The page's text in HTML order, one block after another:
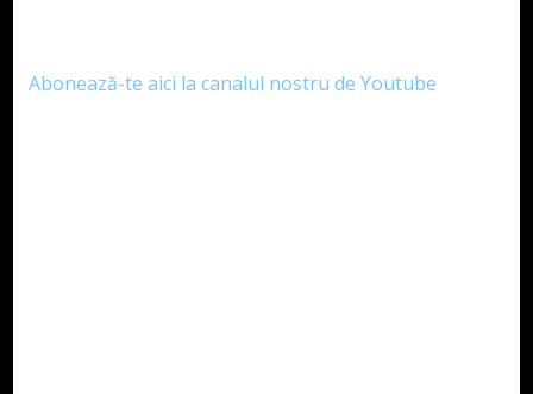
Abonează-te aici la canalul nostru de Youtube